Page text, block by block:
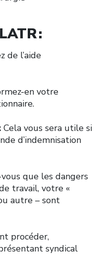
:
de l’aide
en votre
Cela vous sera utile si
d’indemnisation
que les dangers
travail, votre «
autre – sont
procéder,
syndical